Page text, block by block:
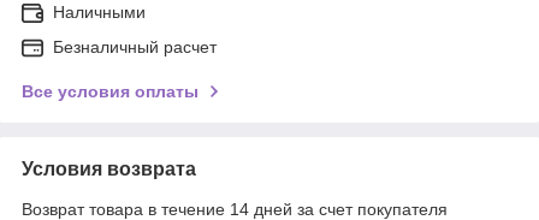
Наличными
Безналичный расчет
Все условия оплаты
Условия возврата
Возврат товара в течение 14 дней за счет покупателя